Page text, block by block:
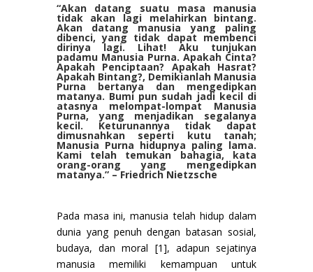
“Akan datang suatu masa manusia
tidak akan lagi melahirkan bintang.
Akan datang manusia yang paling
dibenci, yang tidak dapat membenci
dirinya lagi. Lihat! Aku tunjukan
padamu Manusia Purna. Apakah Cinta?
Apakah Penciptaan? Apakah Hasrat?
Apakah Bintang?, Demikianlah Manusia
Purna bertanya dan mengedipkan
matanya. Bumi pun sudah jadi kecil di
atasnya melompat-lompat Manusia
Purna, yang menjadikan segalanya
kecil. Keturunannya tidak dapat
dimusnahkan seperti kutu tanah;
Manusia Purna hidupnya paling lama.
Kami telah temukan bahagia, kata
orang-orang yang mengedipkan
matanya.” – Friedrich Nietzsche
Pada masa ini, manusia telah hidup dalam
dunia yang penuh dengan batasan sosial,
budaya, dan moral [1], adapun sejatinya
manusia memiliki kemampuan untuk